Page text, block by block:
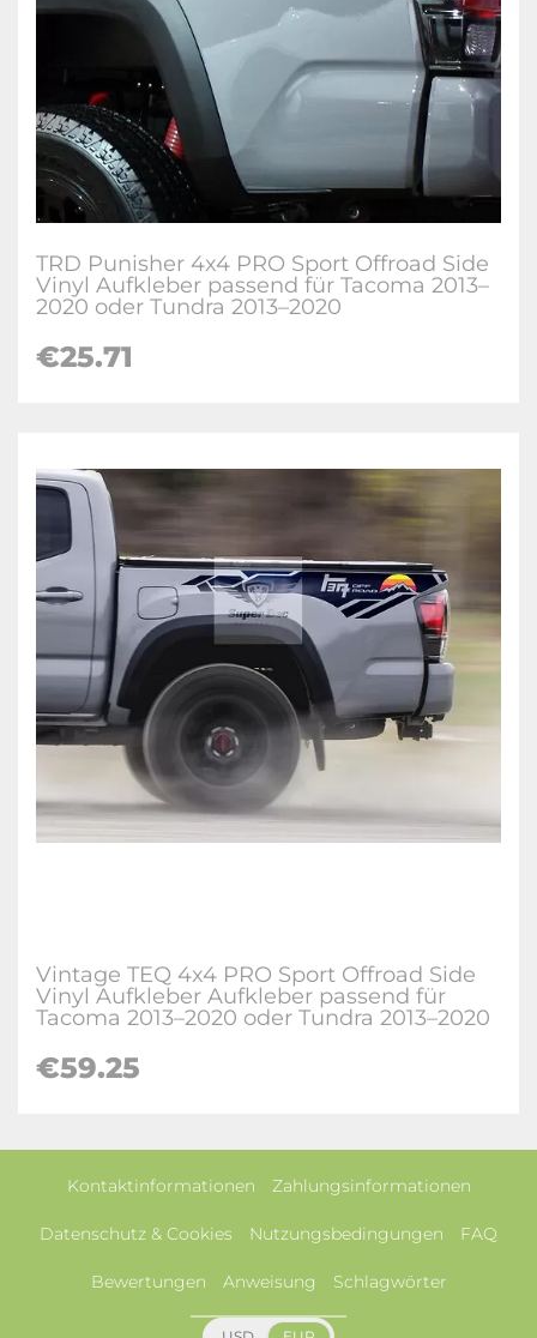
TRD Punisher 4x4 PRO Sport Offroad Side
Vinyl Aufkleber passend für Tacoma 2013–
2020 oder Tundra 2013–2020
€25.71
Vintage TEQ 4x4 PRO Sport Offroad Side
Vinyl Aufkleber Aufkleber passend für
Tacoma 2013–2020 oder Tundra 2013–2020
€59.25
Kontaktinformationen Zahlungsinformationen
Datenschutz & Cookies Nutzungsbedingungen FAQ
Bewertungen Anweisung Schlagwörter